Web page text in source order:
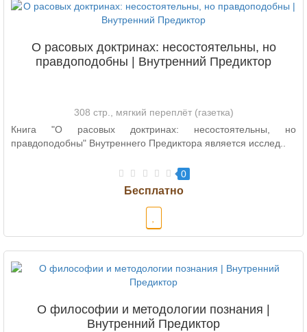
О расовых доктринах: несостоятельны, но
правдоподобны | Внутренний Предиктор
308 стр., мягкий переплёт (газетка)
Книга "О расовых доктринах: несостоятельны, но
правдоподобны" Внутреннего Предиктора является исслед..
0
О философии и методологии познания |
Внутренний Предиктор